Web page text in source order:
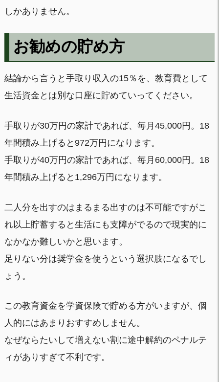
しかありません。
お勧めの貯め方
結論から言うと手取り収入の15％を、教育費として
生活資金とは別な口座に貯めていってください。
手取りが30万円の家計であれば、毎月45,000円。18
年間積み上げると972万円になります。
手取りが40万円の家計であれば、毎月60,000円。18
年間積み上げると1,296万円になります。
二人分を出すのはまるまる出すのは不可能ですがこ
れ以上貯蓄すると生活にも支障がでるので現実的に
なかなか難しいかと思います。
足りない分は奨学金を使うという選択肢になるでし
ょう。
この教育資金を学資保険で貯める方がいますが、個
人的にはあまりおすすめしません。
なぜならたいして増えない割に途中解約のペナルテ
ィがありすぎて不利です。